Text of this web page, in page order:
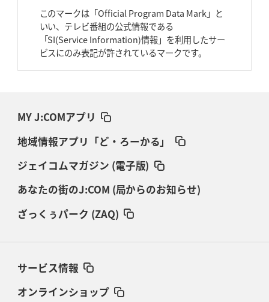
宮浦
みやうら
健人
けんと
西本
にしもと
圭吾
けいご
福留
ふくどめ
慧美
さとみ
このマークは「Official Program Data Mark」と
いい、テレビ番組の公式情報である
「SI(Service Information)情報」を利用したサー
ビスにのみ表記が許されているマークです。
MY J:COMアプリ
地域情報アプリ「ど・ろーかる」
ジェイコムマガジン (電子版)
あなたの街のJ:COM (局からのお知らせ)
ざっくぅパーク (ZAQ)
サービス情報
オンラインショップ